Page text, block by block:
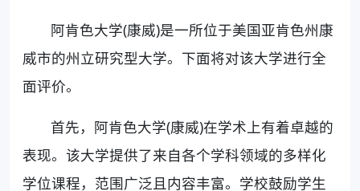
阿肯色大学(康威)是一所位于美国亚肯色州康
威市的州立研究型大学。下面将对该大学进行全
面评价。
首先，阿肯色大学(康威)在学术上有着卓越的
表现。该大学提供了来自各个学科领域的多样化
学位课程，范围广泛且内容丰富。学校鼓励学生